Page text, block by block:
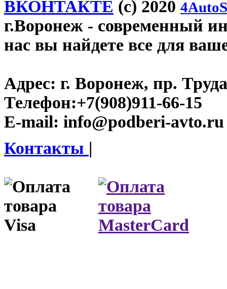
ВКОНТАКТЕ (c) 2020
г.Воронеж - современный
нас вы найдете все для
Адрес: г. Воронеж, пр.
Телефон:+7(908)911-66-15
E-mail: info@podberi-avto.ru
Контакты |